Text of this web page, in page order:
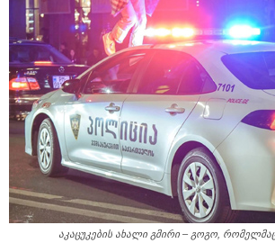
აკაცუკების ახალი გმირი – გოგო,